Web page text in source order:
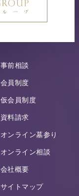
事前相談
会員制度
仮会員制度
資料請求
オンライン墓参り
オンライン相談
会社概要
サイトマップ